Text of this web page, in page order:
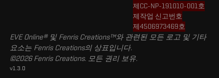
제CC-NP-191010-001호
제작업 신고번호
제4506973469호
EVE Online® 및 Fenris Creations™와 관련된 모든 로고 및 기타
요소는 Fenris Creations의 상표입니다.
©2026 Fenris Creations. 모든 권리 보유.
v1.3.0